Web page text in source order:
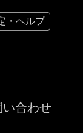
・ヘルプ
合わせ